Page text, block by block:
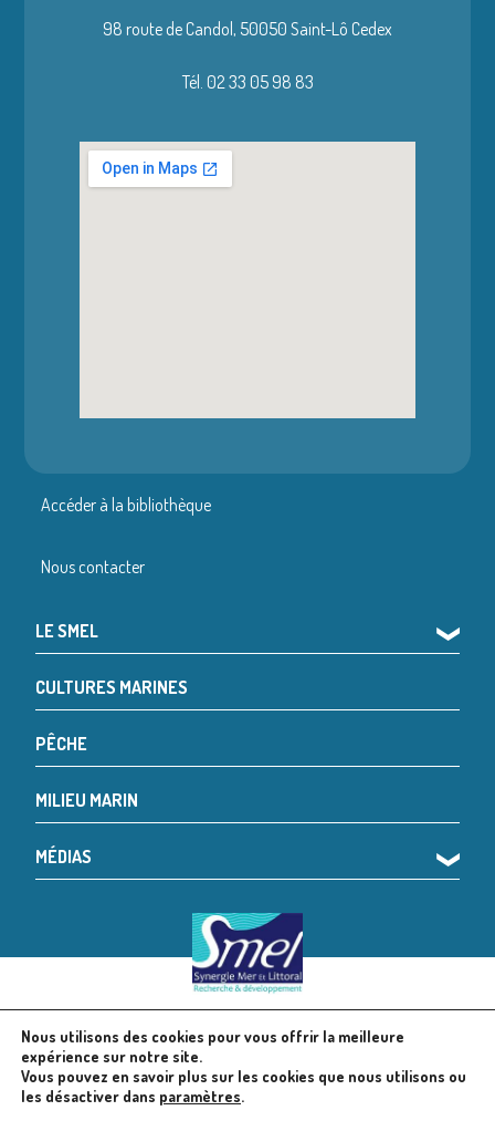
98 route de Candol, 50050 Saint-Lô Cedex
Tél. 02 33 05 98 83
Accéder à la bibliothèque
Nous contacter
LE SMEL ❯
CULTURES MARINES
PÊCHE
MILIEU MARIN
MÉDIAS ❯
© 2024 SMEL Mentions légales
Nous utilisons des cookies pour vous offrir la meilleure
expérience sur notre site.
Vous pouvez en savoir plus sur les cookies que nous utilisons ou
les désactiver dans paramètres.